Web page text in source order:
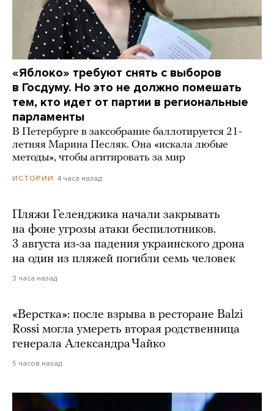
«Яблоко» требуют снять с выборов
в Госдуму. Но это не должно помешать
тем, кто идет от партии в региональные
парламенты
В Петербурге в заксобрание баллотируется 21-
летняя Марина Песляк. Она «искала любые
методы», чтобы агитировать за мир
ИСТОРИИ 4 часа назад
Пляжи Геленджика начали закрывать
на фоне угрозы атаки беспилотников.
3 августа из-за падения украинского дрона
на один из пляжей погибли семь человек
3 часа назад
«Верстка»: после взрыва в ресторане Balzi
Rossi могла умереть вторая родственница
генерала Александра Чайко
5 часов назад